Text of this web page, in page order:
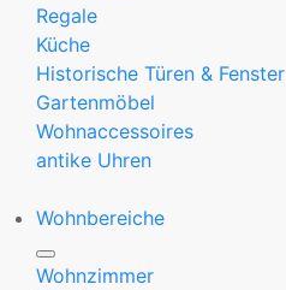
Regale
Küche
Historische Türen & Fenster
Gartenmöbel
Wohnaccessoires
antike Uhren
Wohnbereiche
Wohnzimmer